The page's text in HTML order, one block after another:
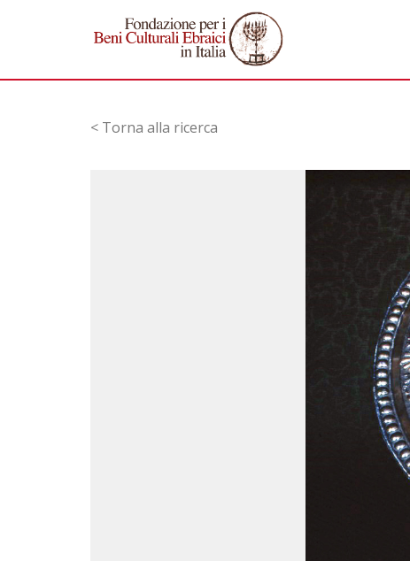
< Torna alla ricerca